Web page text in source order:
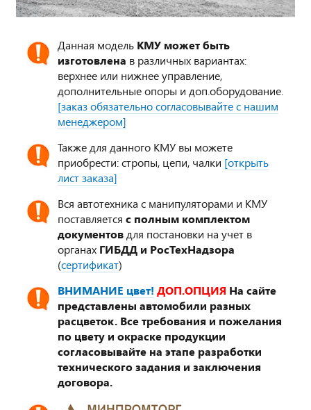
Данная модель КМУ может быть
изготовлена в различных вариантах:
верхнее или нижнее управление,
дополнительные опоры и доп.оборудование.
[заказ обязательно согласовывайте с нашим
менеджером]
Также для данного КМУ вы можете
приобрести: стропы, цепи, чалки [открыть
лист заказа]
Вся автотехника с манипуляторами и КМУ
поставляется с полным комплектом
документовдля постановки на учет в
органах ГИБДД и РосТехНадзора
(сертификат)
ВНИМАНИЕ цвет! ДОП.ОПЦИЯ На сайте
представлены автомобили разных
расцветок. Все требования и пожелания
по цвету и окраске продукции
согласовывайте на этапе разработки
технического задания и заключения
договора.